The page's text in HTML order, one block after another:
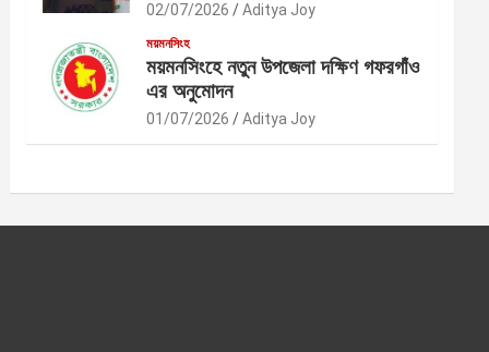
02/07/2026 Aditya Joy
ময়মনসিংহ
ময়মনসিংহে নতুন উপজেলা দক্ষিণ গফরগাঁও
এর অনুমোদন
01/07/2026 Aditya Joy